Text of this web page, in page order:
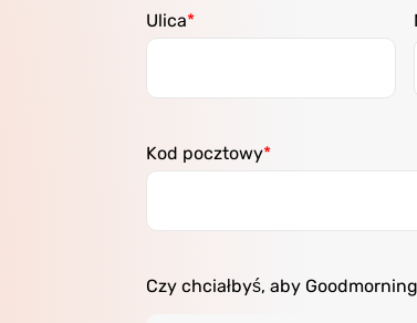
Ulica
Kod pocztowy
Czy chciałbyś, aby